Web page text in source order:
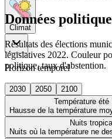
Climat
Horizon temporel
2030 2050
2100
Température été
Hausse de la température
Nuits
Nuits où la température ne
Données
Résultats des élections
législatives 2022. Couleur
politique, taux d'abstention.